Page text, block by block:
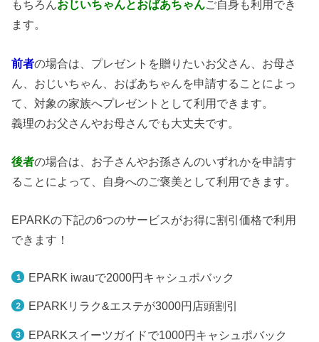
もちろんおじいちゃんとおばあちゃんご自身も利用でき
ます。
前者の場合は、プレゼントを贈りたいお父さん、お母さ
ん、おじいちゃん、おばあちゃんを申請することによっ
て、対象の家族へプレゼントとして利用できます。
義理のお父さんやお母さんでも大丈夫です。
後者の場合は、お子さんやお孫さんのいずれかを申請す
ることによって、自身へのご褒美として利用できます。
EPARKの下記の6つのサービスがお得に割引価格で利用
できます！
EPARK iwauで2000円キャシュポバック
EPARKリラク&エステが3000円店頭割引
EPARKスイーツガイドで1000円キャシュポバック